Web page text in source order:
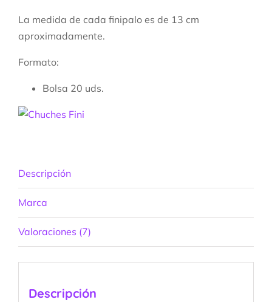
La medida de cada finipalo es de 13 cm
aproximadamente.
Formato:
Bolsa 20 uds.
Descripción
Marca
Valoraciones (7)
Descripción